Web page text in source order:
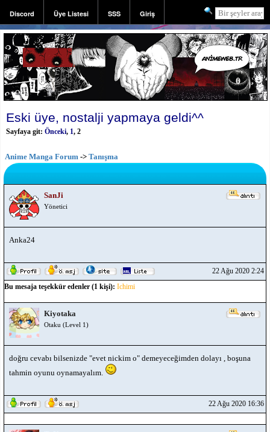
Discord Üye Listesi SSS Giriş
Kayıt
Eski üye, nostalji yapmaya geldi^^
Sayfaya git: Önceki, 1, 2
Anime Manga Forum -> Tanışma
SanJi
Yönetici
Anka24
22 Ağu 2020 2:24
Bu mesaja teşekkür edenler (1 kişi): Ichimi
Kiyotaka
Otaku (Level 1)
doğru cevabı bilsenizde "evet nickim o" demeyeceğimden dolayı , boşuna
tahmin oyunu oynamayalım.
22 Ağu 2020 16:36